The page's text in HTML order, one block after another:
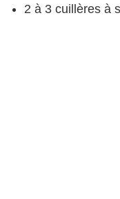
2 à 3 cuillères à